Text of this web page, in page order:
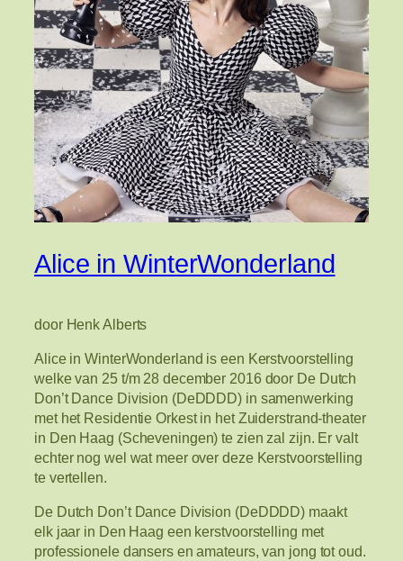
Alice in WinterWonderland
door Henk Alberts
Alice in WinterWonderland is een Kerstvoorstelling
welke van 25 t/m 28 december 2016 door De Dutch
Don’t Dance Division (DeDDDD) in samenwerking
met het Residentie Orkest in het Zuiderstrand-theater
in Den Haag (Scheveningen) te zien zal zijn. Er valt
echter nog wel wat meer over deze Kerstvoorstelling
te vertellen.
De Dutch Don’t Dance Division (DeDDDD) maakt
elk jaar in Den Haag een kerstvoorstelling met
professionele dansers en amateurs, van jong tot oud.